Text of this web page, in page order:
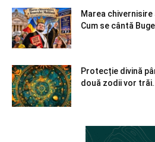
Marea
Cum se cântă
Protecție divină
două zodii vor